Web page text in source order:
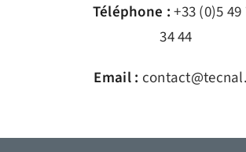
Téléphone :+33 (0)5 49
34 44
Email :